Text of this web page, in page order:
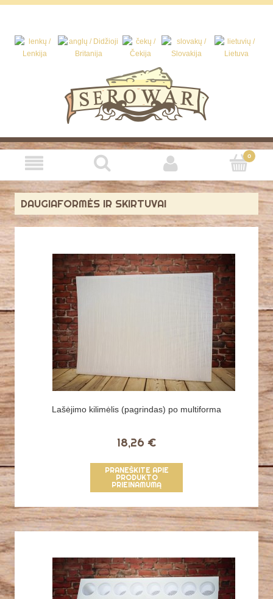
DAUGIAFORMĖS IR SKIRTUVAI
Lašėjimo kilimėlis (pagrindas) po multiforma
18,26 €
PRANEŠKITE APIE
PRODUKTO
PRIEINAMUMĄ